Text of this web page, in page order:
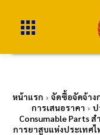
หน้าแรก จัดซื้อจัดจ้าง
การเสนอราคา
ป
Consumable Parts
การยาสูบแห่งประเทศ